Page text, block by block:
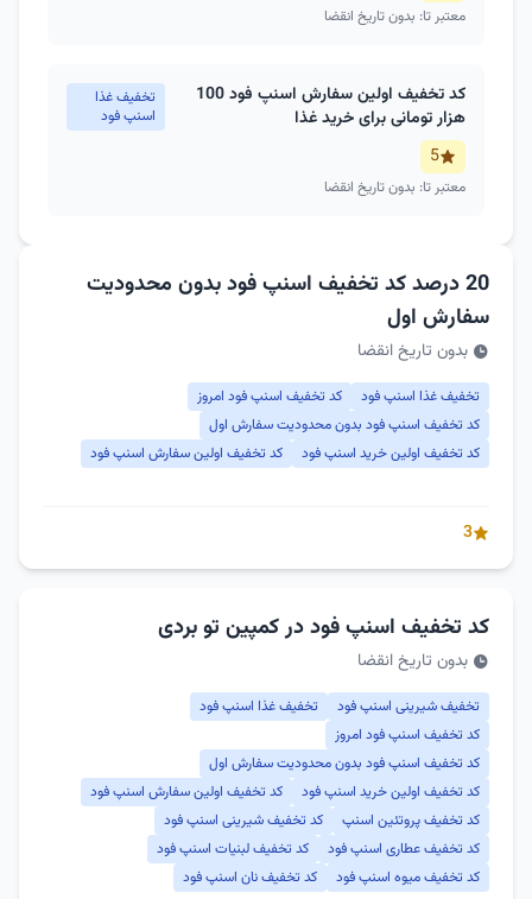
معتبر تا: بدون تاریخ انقضا
کد تخفیف اولین سفارش اسنپ فود 100
هزار تومانی برای خرید غذا
تخفیف غذا
اسنپ فود
5
معتبر تا: بدون تاریخ انقضا
20 درصد کد تخفیف اسنپ فود بدون محدودیت
سفارش اول
بدون تاریخ انقضا
تخفیف غذا اسنپ فود
کد تخفیف اسنپ فود امروز
کد تخفیف اسنپ فود بدون محدودیت سفارش اول
کد تخفیف اولین خرید اسنپ فود
کد تخفیف اولین سفارش اسنپ فود
3
کد تخفیف اسنپ فود در کمپین تو بردی
بدون تاریخ انقضا
تخفیف شیرینی اسنپ فود
تخفیف غذا اسنپ فود
کد تخفیف اسنپ فود امروز
کد تخفیف اسنپ فود بدون محدودیت سفارش اول
کد تخفیف اولین خرید اسنپ فود
کد تخفیف اولین سفارش اسنپ فود
کد تخفیف پروتئین اسنپ
کد تخفیف شیرینی اسنپ فود
کد تخفیف عطاری اسنپ فود
کد تخفیف لبنیات اسنپ فود
کد تخفیف میوه اسنپ فود
کد تخفیف نان اسنپ فود